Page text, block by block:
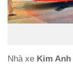
Nhà xe Kim Anh